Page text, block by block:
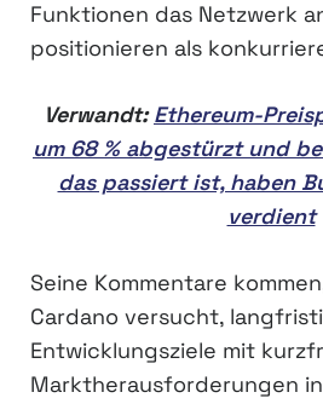
Funktionen das Netzwerk
positionieren als
Verwandt:Ethereum-
um 68 % abgestürzt und
das passiert ist, haben
verdient
Seine Kommentare
Cardano versucht,
Entwicklungsziele mit
Marktherausforderungen